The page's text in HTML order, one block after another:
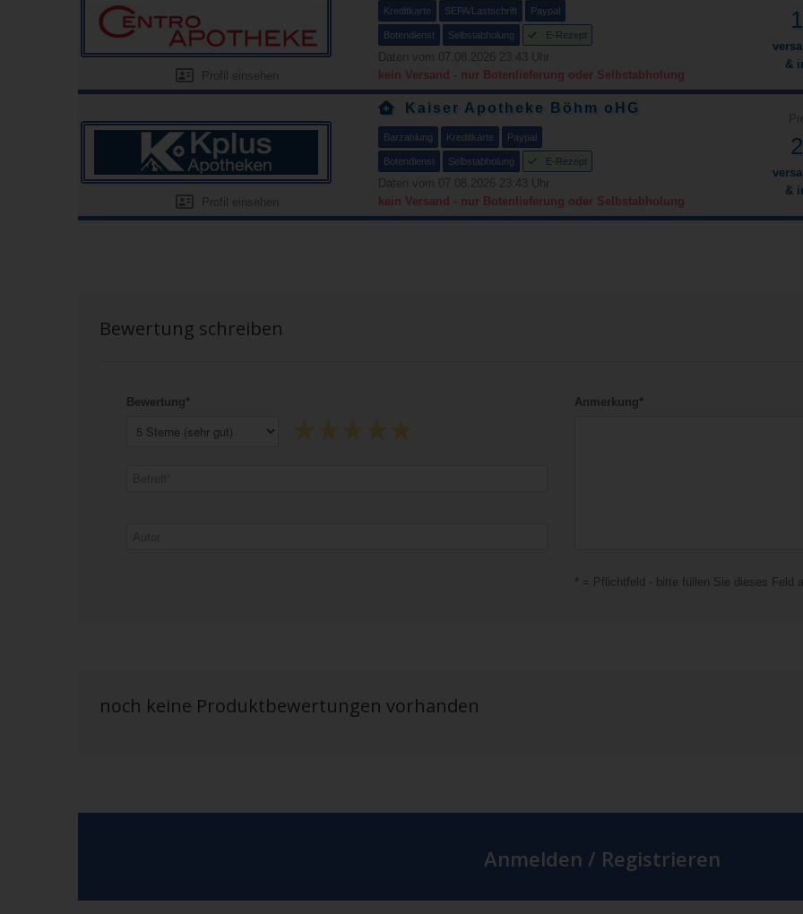
Profil einsehen
Kreditkarte SEPA/Lastschrift Paypal
Botendienst Selbstabholung E-Rezept
Daten vom 07.08.2026 23:43 Uhr
kein Versand - nur Botenlieferung oder Selbstabholung
&
Profil einsehen
Kaiser Apotheke Böhm oHG
Barzahlung Kreditkarte Paypal
Botendienst Selbstabholung E-Rezept
Daten vom 07.08.2026 23:43 Uhr
kein Versand - nur Botenlieferung oder Selbstabholung
&
Bewertung schreiben
Bewertung* Anmerkung*
* = Pflichtfeld - bitte füllen Sie dieses Feld
noch keine Produktbewertungen vorhanden
Anmelden / Registrieren